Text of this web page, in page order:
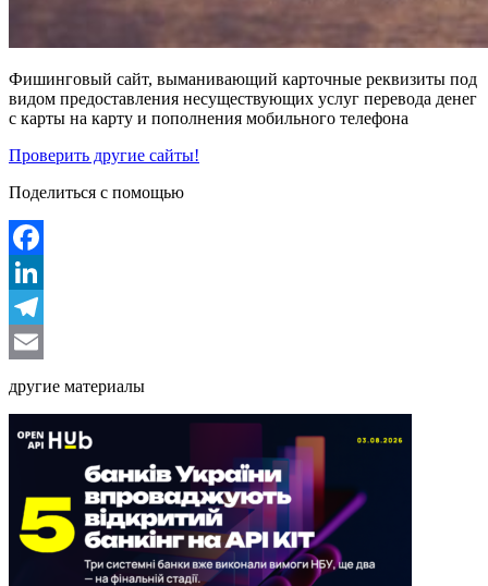
Фишинговый сайт, выманивающий карточные реквизиты под
видом предоставления несуществующих услуг перевода денег
с карты на карту и пополнения мобильного телефона
Проверить другие сайты!
Поделиться с помощью
Facebook
LinkedIn
Telegram
другие материалы